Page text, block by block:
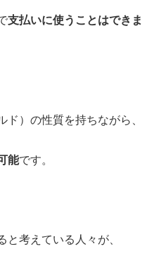
支払いに使うことはできま
ド）の性質を持ちながら、
能です。
考えている人々が、